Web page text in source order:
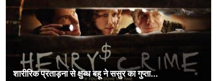
शारीरिक प्रताड़ना से क्षुब्ध बहू ने ससुर का गुप्ता...